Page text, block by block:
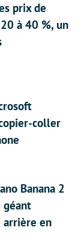
prix de
à 40 %, un
coller
Banana 2
géant
arrière en